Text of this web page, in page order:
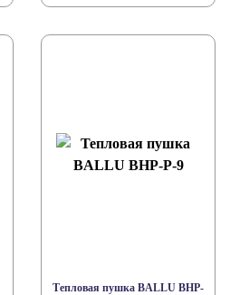
Тепловая пушка BALLU BHP-